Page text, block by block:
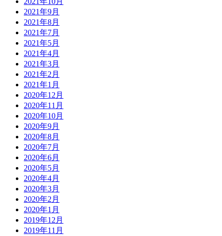
2021年9月
2021年8月
2021年7月
2021年5月
2021年4月
2021年3月
2021年2月
2021年1月
2020年12月
2020年11月
2020年10月
2020年9月
2020年8月
2020年7月
2020年6月
2020年5月
2020年4月
2020年3月
2020年2月
2020年1月
2019年12月
2019年11月